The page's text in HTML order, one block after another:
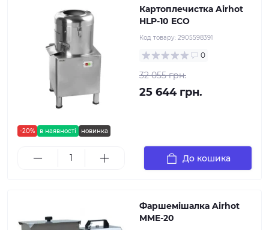
-20% в наявності новинка
Картоплечистка Airhot
HLP-10 ECO
Код товару: 2905598391
0
32 055 грн.
25 644 грн.
До кошика
Фаршемішалка Airhot
MME-20